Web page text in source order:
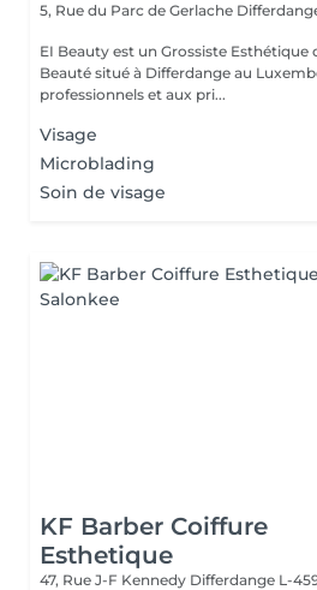
5, Rue du Parc de Gerlache
EI Beauty est un Grossiste
Beauté situé à Differdange au Luxembourg, Nous
professionnels et aux pri...
Visage
Microblading
Soin de visage
KF Barber Coiffure
Esthetique
47, Rue J-F Kennedy Differdange L-